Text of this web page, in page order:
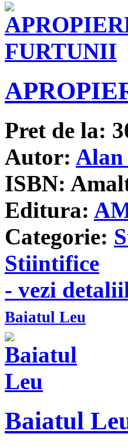
Pret de la:
Autor: Alan
ISBN:
Editura:
Categorie:
Stiintifice
- vezi
Baiatul Leu
Baiatul